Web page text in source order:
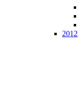
2012